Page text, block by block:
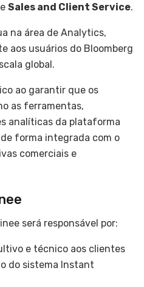
Sales and Client Service.
na área de Analytics,
aos usuários do Bloomberg
global.
ao garantir que os
as ferramentas,
analíticas da plataforma
forma integrada com o
comerciais e
será responsável por:
e técnico aos clientes
do sistema Instant